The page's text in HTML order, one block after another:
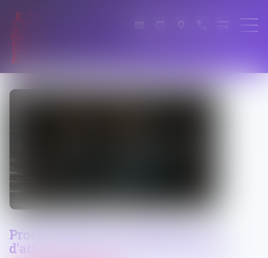
Procès-verbal électronique : pas
d’attestation de conformité exigée